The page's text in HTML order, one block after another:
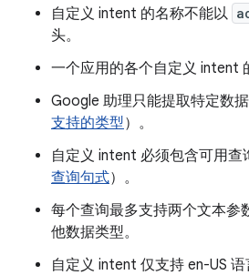
自定义 intent 的名称不能以
头。
一个应用的各个自定义 intent
Google 助理只能提取特定数
支持的类型）。
自定义 intent 必须包含可用查
查询句式）。
每个查询最多支持两个文本参
他数据类型。
自定义 intent 仅支持 en-US